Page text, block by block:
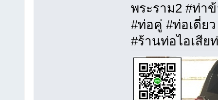
พระราม2 #ท่า
#ท่อคู่ #ท่อเดี่ย
#ร้านท่อไอเสีย